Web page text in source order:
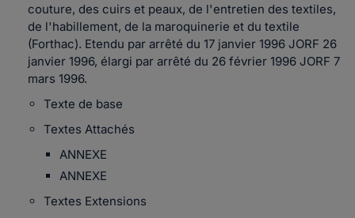
couture, des cuirs et peaux, de l'entretien des textiles,
de l'habillement, de la maroquinerie et du textile
(Forthac). Etendu par arrêté du 17 janvier 1996 JORF 26
janvier 1996, élargi par arrêté du 26 février 1996 JORF 7
mars 1996.
Texte de base
Textes Attachés
ANNEXE
ANNEXE
Textes Extensions